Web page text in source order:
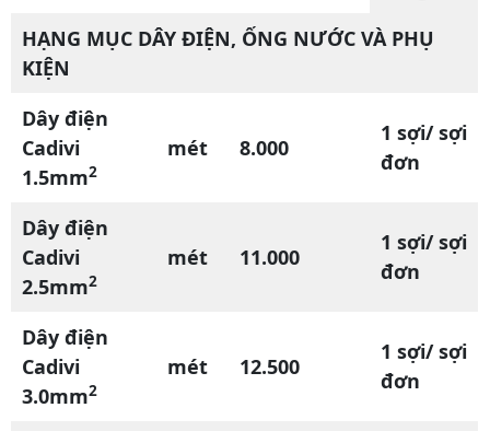
HẠNG MỤC DÂY ĐIỆN, ỐNG NƯỚC VÀ PHỤ
KIỆN
Dây điện
Cadivi
1.5mm2
mét 8.000
1 sợi/ sợi
đơn
Dây điện
Cadivi
2.5mm2
mét 11.000
1 sợi/ sợi
đơn
Dây điện
Cadivi
3.0mm2
mét 12.500
1 sợi/ sợi
đơn